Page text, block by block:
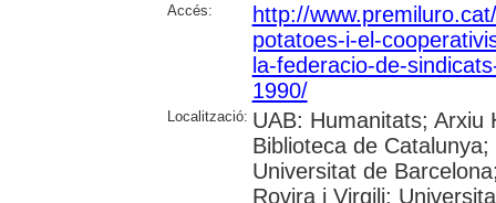
Accés:
http://
potatoes-i-el-
la-federacio-de-
1990/
Localització: UAB: Humanitats; Arxiu
Biblioteca de
Universitat de
Rovira i Virgili;